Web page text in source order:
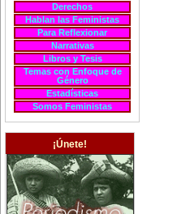
Derechos
Hablan las Feministas
Para Reflexionar
Narrativas
Libros y Tesis
Temas con Enfoque de
Género
Estadísticas
Somos Feministas
¡Únete!